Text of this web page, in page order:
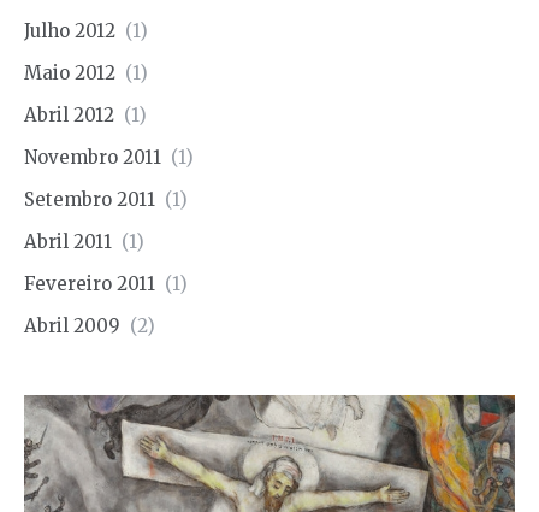
Julho 2012 (1)
Maio 2012 (1)
Abril 2012 (1)
Novembro 2011 (1)
Setembro 2011 (1)
Abril 2011 (1)
Fevereiro 2011 (1)
Abril 2009 (2)